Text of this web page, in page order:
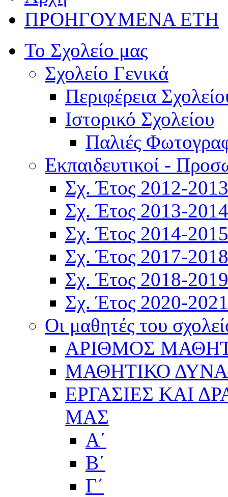
ΠΡΟΗΓΟΥΜΕΝΑ ΕΤΗ
Το Σχολείο μας
Σχολείο Γενικά
Περιφέρεια
Ιστορικό Σχολείου
Παλιές
Εκπαιδευτικοί -
Σχ. Έτος 2012-2013
Σχ. Έτος 2013-2014
Σχ. Έτος 2014-2015
Σχ. Έτος 2017-2018
Σχ. Έτος 2018-2019
Σχ. Έτος 2020-2021
Οι μαθητές του
ΑΡΙΘΜΟΣ
ΜΑΘΗΤΙΚΟ
ΕΡΓΑΣΙΕΣ ΚΑΙ
ΜΑΣ
Α΄
Β΄
Γ΄